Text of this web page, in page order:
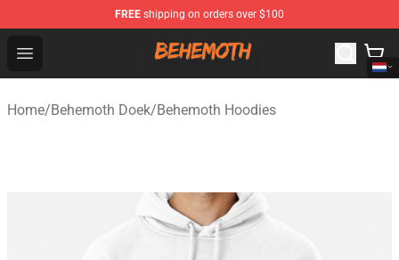
FREE shipping on orders over $100
Open menu
Behemoth Store - Official Behemoth Merchandise Shop
Home/Behemoth Doek/Behemoth Hoodies